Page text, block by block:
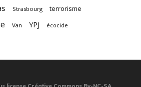
Strasbourg terrorisme
Van YPJ écocide